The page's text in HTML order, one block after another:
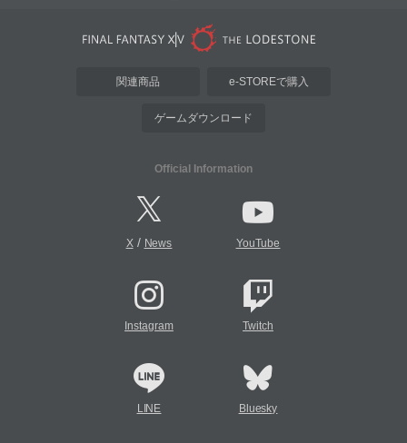
関連商品 e-STOREで購入
ゲームダウンロード
Official Information
X/ News YouTube
Instagram Twitch
LINE Bluesky